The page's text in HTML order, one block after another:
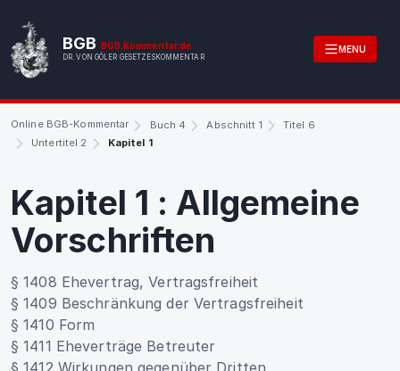
BGB BGB.Kommentar.de
DR. VON GÖLER GESETZESKOMMENTAR
MENU
Online BGB-Kommentar Buch 4 Abschnitt 1
Titel 6
Untertitel 2
Kapitel 1
Kapitel 1 : Allgemeine
Vorschriften
§ 1408 Ehevertrag, Vertragsfreiheit
§ 1409 Beschränkung der Vertragsfreiheit
§ 1410 Form
§ 1411 Eheverträge Betreuter
§ 1412 Wirkungen gegenüber Dritten